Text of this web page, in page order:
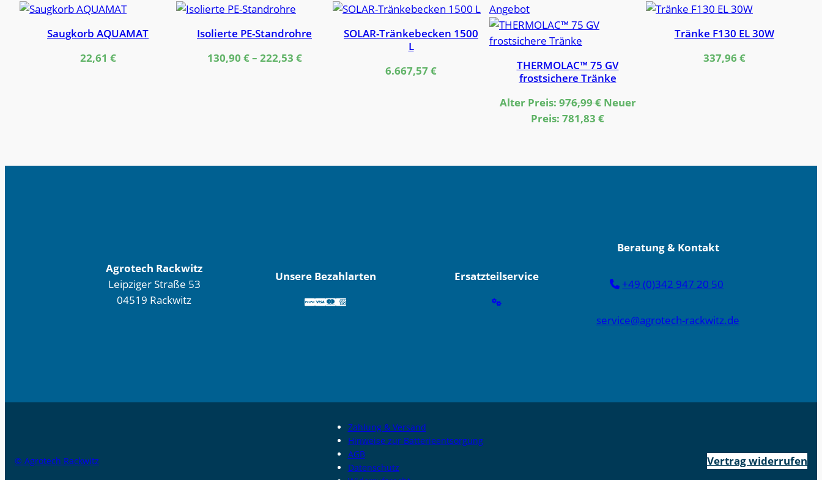
Saugkorb AQUAMAT
22,61 €
Isolierte PE-Standrohre
130,90 €– 222,53 €
SOLAR-Tränkebecken 1500
L
6.667,57€
AngebotProdukt
im
Angebot
THERMOLAC™ 75 GV
frostsichere Tränke
Alter Preis:976,99€ Ursprünglicher
Preis
Neuer
Preis: 781,83 €Aktueller
781,83 €.
Tränke F130 EL 30W
337,96 €
Agrotech Rackwitz
Leipziger Straße 53
04519 Rackwitz
Unsere Bezahlarten Ersatzteilservice
Beratung & Kontakt
+49 (0)342 947 20 50
service@agrotech-rackwitz.de
© Agrotech Rackwitz
Zahlung & Versand
Hinweise zur Batterieentsorgung
AGB
Datenschutz
Vertrag widerrufen